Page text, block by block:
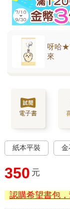
呀哈★
來
電子書
紙本平裝 金
350 元
認購希望書包